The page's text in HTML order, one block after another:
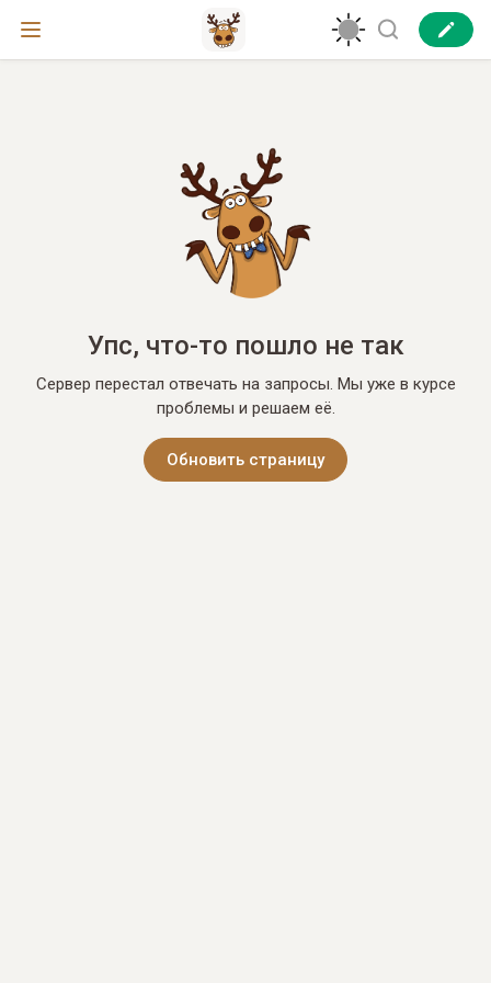
Упс, что-то пошло не так
Сервер перестал отвечать на запросы. Мы уже в курсе
проблемы и решаем её.
Обновить страницу